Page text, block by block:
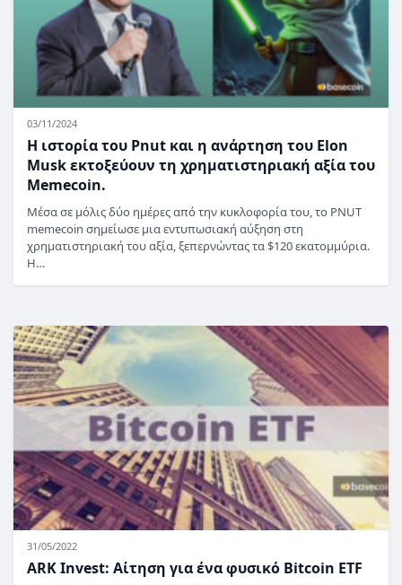
03/11/2024
Η ιστορία του Pnut και η ανάρτηση του Elon
Musk εκτοξεύουν τη χρηματιστηριακή αξία του
Memecoin.
Μέσα σε μόλις δύο ημέρες από την κυκλοφορία του, το PNUT
memecoin σημείωσε μια εντυπωσιακή αύξηση στη
χρηματιστηριακή του αξία, ξεπερνώντας τα $120 εκατομμύρια.
Η…
31/05/2022
ARK Invest: Αίτηση για ένα φυσικό Bitcoin ETF